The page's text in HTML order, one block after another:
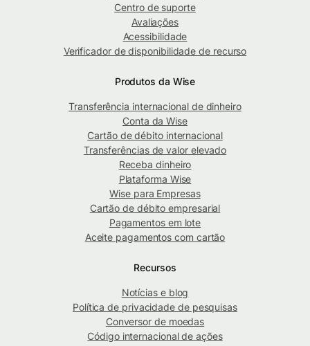
Centro de suporte
Avaliações
Acessibilidade
Verificador de disponibilidade de recurso
Produtos da Wise
Transferência internacional de dinheiro
Conta da Wise
Cartão de débito internacional
Transferências de valor elevado
Receba dinheiro
Plataforma Wise
Wise para Empresas
Cartão de débito empresarial
Pagamentos em lote
Aceite pagamentos com cartão
Recursos
Notícias e blog
Política de privacidade de pesquisas
Conversor de moedas
Código internacional de ações